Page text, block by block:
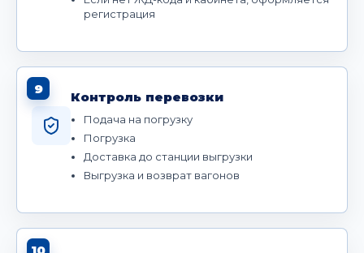
регистрация
9
Контроль перевозки
Подача на погрузку
Погрузка
Доставка до станции выгрузки
Выгрузка и возврат вагонов